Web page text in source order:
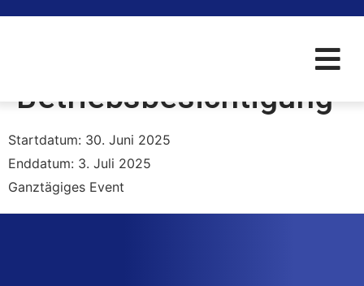
Betriebsbesichtigung
Startdatum: 30. Juni 2025
Enddatum: 3. Juli 2025
Ganztägiges Event